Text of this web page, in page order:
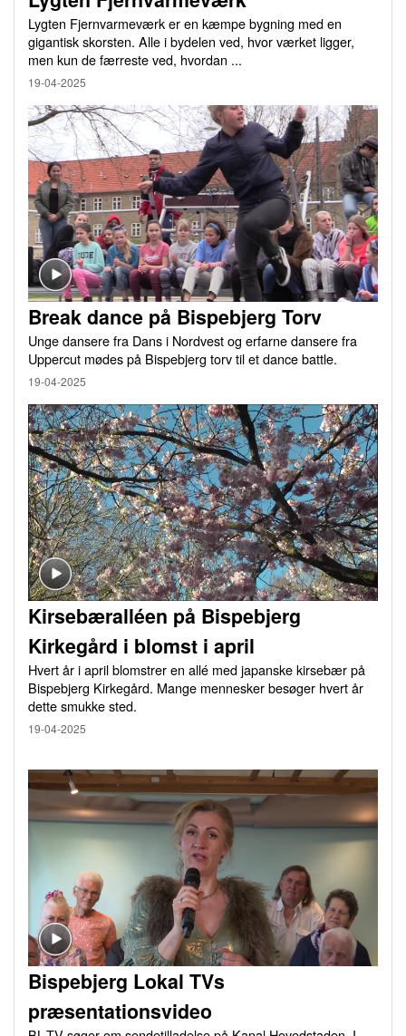
Lygten Fjernvarmeværk er en kæmpe bygning med en
gigantisk skorsten. Alle i bydelen ved, hvor værket ligger,
men kun de færreste ved, hvordan ...
19-04-2025
Break dance på Bispebjerg Torv
Unge dansere fra Dans i Nordvest og erfarne dansere fra
Uppercut mødes på Bispebjerg torv til et dance battle.
19-04-2025
Kirsebæralléen på Bispebjerg
Kirkegård i blomst i april
Hvert år i april blomstrer en allé med japanske kirsebær på
Bispebjerg Kirkegård. Mange mennesker besøger hvert år
dette smukke sted.
19-04-2025
Bispebjerg Lokal TVs
præsentationsvideo